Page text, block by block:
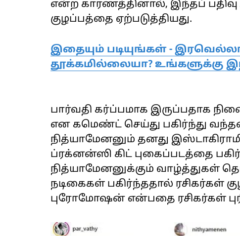
என்ற காரணத்தினால், இந்தப்
குழப்பத்தை ஏற்படுத்தியது.
இதையும் படியுங்கள் -
தூக்கமில்லையா? உங்களுக்கு
பார்வதி கர்ப்பமாக இருப்பதாக
என கமெண்ட் செய்து பகிர்ந்து
நித்யாமேனனும் தனது
ப்ரக்னன்ஸி கிட் புகைப்படத்தை
நித்யாமேனனுக்கும் வாழ்த்துகள்
நடிகைகள் பகிர்ந்ததால் ரசிகர்கள்
புரோமோஷன் என்பதை ரசிகர்கள்